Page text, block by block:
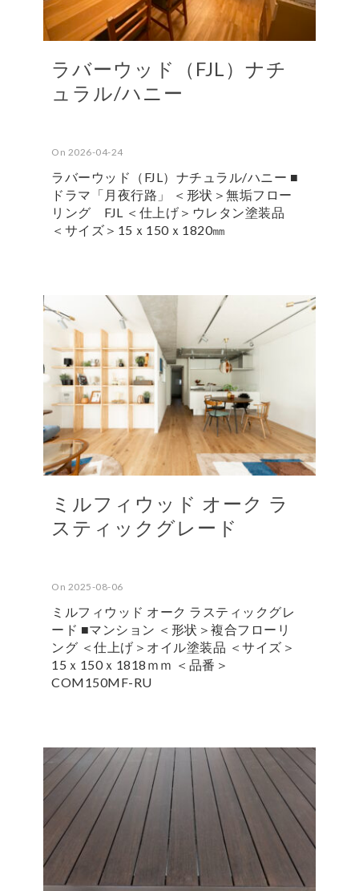
ラバーウッド（FJL）ナチ
ュラル/ハニー
On 2026-04-24
ラバーウッド（FJL）ナチュラル/ハニー ■
ドラマ「月夜行路」 ＜形状＞無垢フロー
リング FJL ＜仕上げ＞ウレタン塗装品
＜サイズ＞15ｘ150ｘ1820㎜
ミルフィウッド オーク ラ
スティックグレード
On 2025-08-06
ミルフィウッド オーク ラスティックグレ
ード ■マンション ＜形状＞複合フローリ
ング ＜仕上げ＞オイル塗装品 ＜サイズ＞
15ｘ150ｘ1818ｍｍ ＜品番＞
COM150MF-RU